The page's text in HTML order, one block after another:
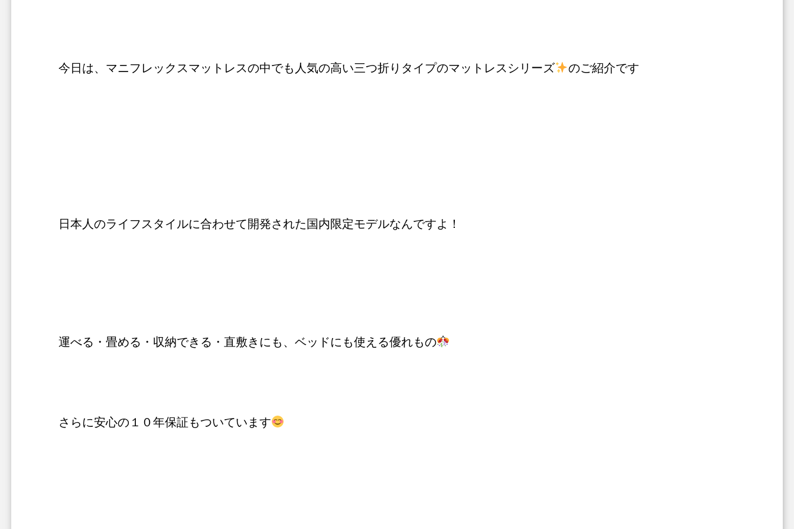
今日は、マニフレックスマットレスの中でも人気の高い三つ折りタイプのマットレスシリーズ のご紹介です
日本人のライフスタイルに合わせて開発された国内限定モデルなんですよ！
運べる・畳める・収納できる・直敷きにも、ベッドにも使える優れもの
さらに安心の１０年保証もついています